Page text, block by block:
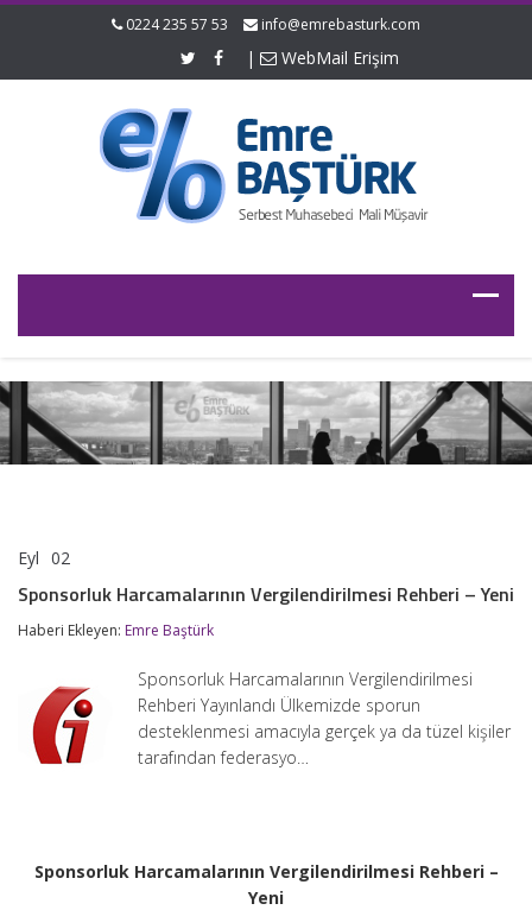
0224 235 57 53 info@emrebasturk.com
| WebMail Erişim
Eyl 02
Vergilendirilmesi
–
Sponsorluk Harcamalarının Vergilendirilmesi Rehberi – Yeni
Haberi Ekleyen: Emre Baştürk
Sponsorluk Harcamalarının Vergilendirilmesi
Rehberi Yayınlandı Ülkemizde sporun
desteklenmesi amacıyla gerçek ya da tüzel kişiler
tarafından federasyo…
Sponsorluk Harcamalarının Vergilendirilmesi Rehberi –
Yeni